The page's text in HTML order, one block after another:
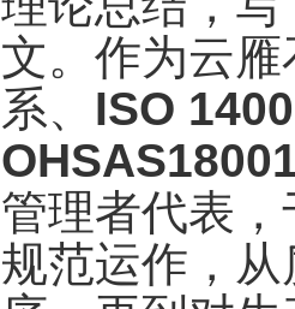
文。作为云雁
系、 ISO
管理者代表
规范运作，